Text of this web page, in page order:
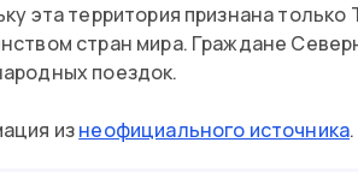
эта территория признана
стран мира. Граждане
поездок.
изнеофициального источника.